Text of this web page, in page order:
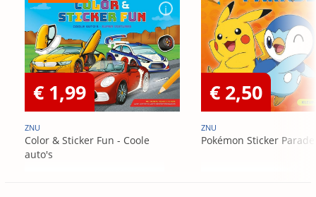
€ 1,99
ZNU
Color & Sticker Fun - Coole
auto's
€ 2,50
ZNU
Pokémon Sticker Parade